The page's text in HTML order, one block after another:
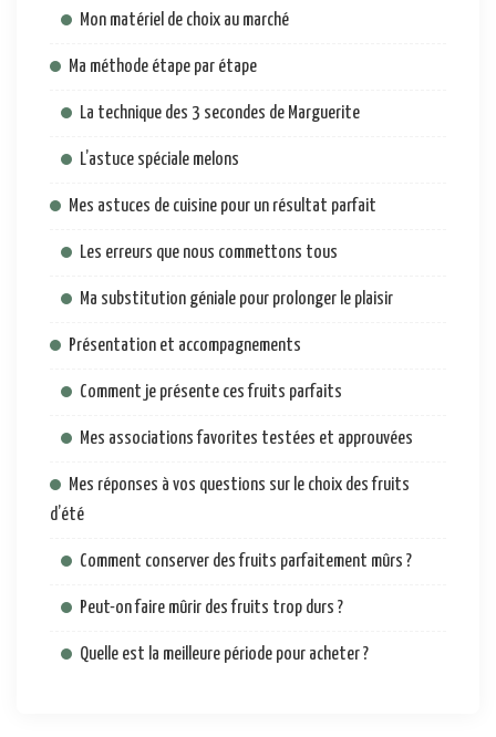
Mon matériel de choix au marché
Ma méthode étape par étape
La technique des 3 secondes de Marguerite
L’astuce spéciale melons
Mes astuces de cuisine pour un résultat parfait
Les erreurs que nous commettons tous
Ma substitution géniale pour prolonger le plaisir
Présentation et accompagnements
Comment je présente ces fruits parfaits
Mes associations favorites testées et approuvées
Mes réponses à vos questions sur le choix des fruits
d’été
Comment conserver des fruits parfaitement mûrs ?
Peut-on faire mûrir des fruits trop durs ?
Quelle est la meilleure période pour acheter ?